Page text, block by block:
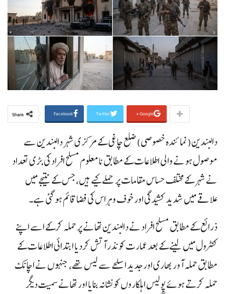
Share Facebook Twitter Google+
دالبندین(نمائندہ خصوصی) ضلع چاغی کے مرکزی شہر دالبندین سے
موصول ہونے والی اطلاعات کے مطابق نامعلوم مسلح افراد کی بڑی تعداد
نے شہر کے مختلف حساس مقامات پر حملے کیے ہیں، جس کے نتیجے میں
علاقے میں شدید کشیدگی اور خوف و ہراس کی فضا قائم ہوگئی ہے۔
ذرائع کے مطابق مسلح افراد نے دالبندین تھانے پر حملہ کرکے اسے اپنے
کنٹرول میں لینے کے بعد عمارت کو نذر آتش کردیا ابتدائی اطلاعات کے
مطابق حملہ آور بھاری اور جدید اسلحے سے لیس تھے، جنہوں نے اچانک
حملہ کرتے ہوئے پولیس اہلکاروں کو نشانہ بنایا اور تھانے سمیت دیگر